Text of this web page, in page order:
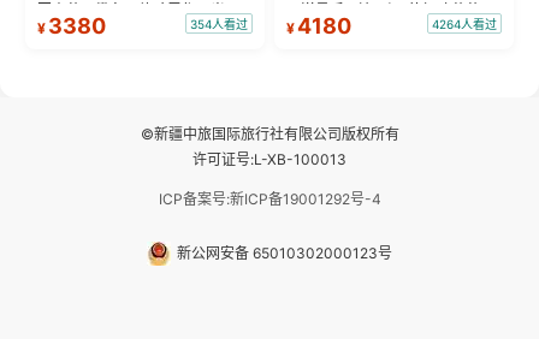
军山落日缆车，体验雪都风光 3.
将军山，夕阳派对，蹦迪party 4.
¥ 3380 354人看过
西洋最后一滴眼泪”的极致蔚蓝，
让雪山、花海与深邃湖水在转弯
¥4180 4264人看过
©新疆中旅国际旅行社有限公司版权所有
许可证号:L-XB-100013
ICP备案号:新ICP备19001292号-4
新公网安备 65010302000123号